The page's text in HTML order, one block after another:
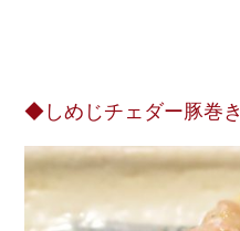
◆しめじチェダー豚巻